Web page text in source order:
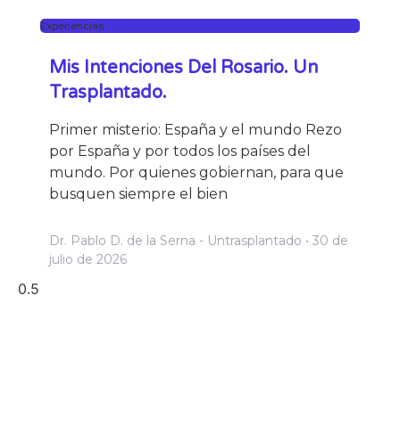
Experiencias
Mis Intenciones Del Rosario. Un
Trasplantado.
Primer misterio: España y el mundo Rezo
por España y por todos los países del
mundo. Por quienes gobiernan, para que
busquen siempre el bien
Dr. Pablo D. de la Serna - Untrasplantado
30 de
julio de 2026